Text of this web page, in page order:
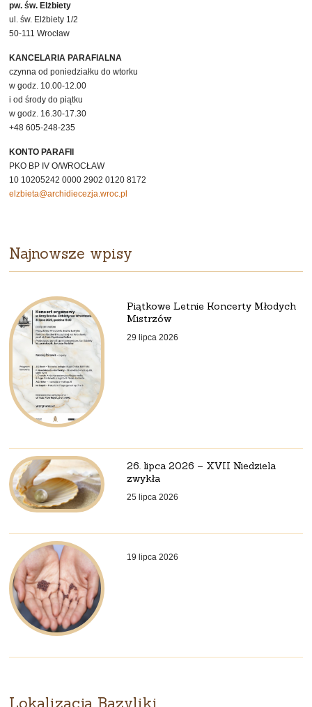
pw. św. Elżbiety
ul. św. Elżbiety 1/2
50-111 Wrocław
KANCELARIA PARAFIALNA
czynna od poniedziałku do wtorku
w godz. 10.00-12.00
i od środy do piątku
w godz. 16.30-17.30
+48 605-248-235
KONTO PARAFII
PKO BP IV O/WROCŁAW
10 10205242 0000 2902 0120 8172
elzbieta@archidiecezja.wroc.pl
Najnowsze wpisy
Piątkowe Letnie Koncerty Młodych
Mistrzów
29 lipca 2026
26. lipca 2026 – XVII Niedziela
zwykła
25 lipca 2026
19 lipca 2026